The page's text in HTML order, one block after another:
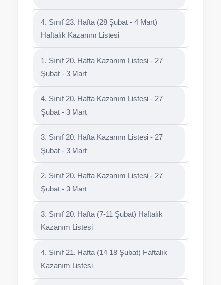
4. Sınıf 23. Hafta (28 Şubat - 4 Mart)
Haftalık Kazanım Listesi
1. Sınıf 20. Hafta Kazanım Listesi - 27
Şubat - 3 Mart
4. Sınıf 20. Hafta Kazanım Listesi - 27
Şubat - 3 Mart
3. Sınıf 20. Hafta Kazanım Listesi - 27
Şubat - 3 Mart
2. Sınıf 20. Hafta Kazanım Listesi - 27
Şubat - 3 Mart
3. Sınıf 20. Hafta (7-11 Şubat) Haftalık
Kazanım Listesi
4. Sınıf 21. Hafta (14-18 Şubat) Haftalık
Kazanım Listesi